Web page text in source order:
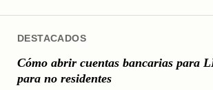
DESTACADOS
Cómo abrir cuentas bancarias para
para no residentes